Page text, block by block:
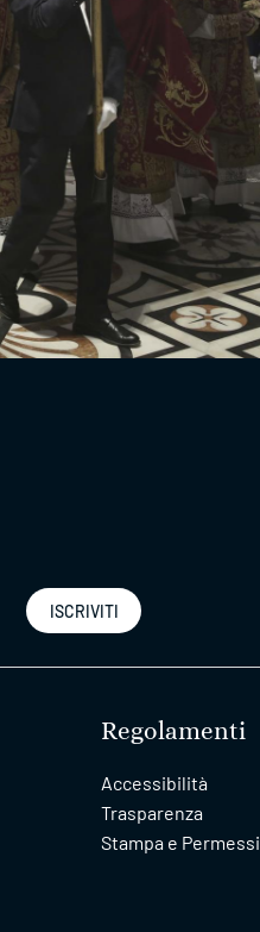
ISCRIVITI
Regolamenti
Accessibilità
Trasparenza
Stampa e Permessi